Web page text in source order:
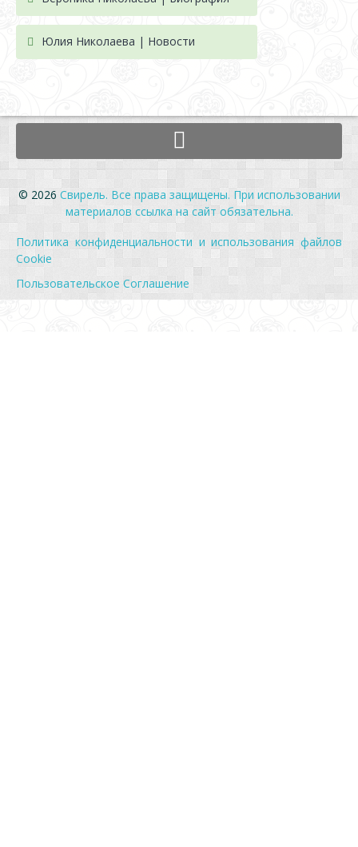
Юлия Николаева | Новости
© 2026 Свирель. Все права защищены. При использовании
материалов ссылка на сайт обязательна.
Политика конфиденциальности и использования файлов
Cookie
Пользовательское Соглашение